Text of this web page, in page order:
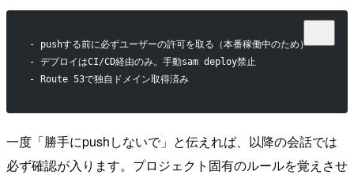
- pushする前に必ずユーザーの許可を取る（本番稼働中のため）
- デプロイはCI/CD経由のみ。手動sam deploy禁止
- Route 53で独自ドメイン取得済み
一度「勝手にpushしないで」と伝えれば、以降の会話では
必ず確認が入ります。プロジェクト固有のルールを覚えさせ